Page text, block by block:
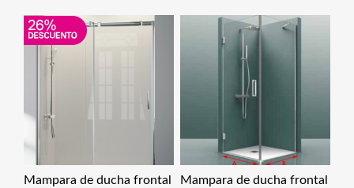
Mampara de ducha frontal
Mampara de ducha frontal